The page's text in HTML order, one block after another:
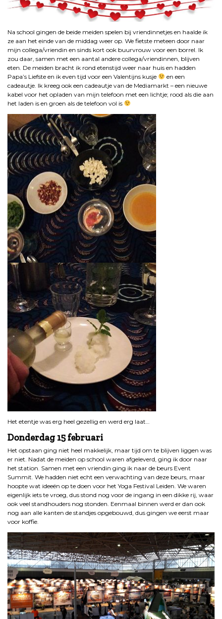
Na school gingen de beide meiden spelen bij vriendinnetjes en haalde ik
ze aan het einde van de middag weer op. We fietste meteen door naar
mijn collega/vriendin en sinds kort ook buurvrouw voor een borrel. Ik
zou daar, samen met een aantal andere collega/vriendinnen, blijven
eten. De meiden bracht ik rond etenstijd weer naar huis en hadden
Papa’s Liefste en ik even tijd voor een Valentijns kusje
en een
cadeautje. Ik kreeg ook een cadeautje van de Mediamarkt – een nieuwe
kabel voor het opladen van mijn telefoon met een lichtje; rood als die aan
het laden is en groen als de telefoon vol is
Het etentje was erg heel gezellig en werd erg laat…
Donderdag 15 februari
Het opstaan ging niet heel makkelijk, maar tijd om te blijven liggen was
er niet. Nadat de meiden op school waren afgeleverd, ging ik door naar
het station. Samen met een vriendin ging ik naar de beurs Event
Summit. We hadden niet echt een verwachting van deze beurs, maar
hoopte wat ideeën op te doen voor het Yoga Festival Leiden. We waren
eigenlijk iets te vroeg, dus stond nog voor de ingang in een dikke rij, waar
ook veel standhouders nog stonden. Eenmaal binnen werd er dan ook
nog aan alle kanten de standjes opgebouwd, dus gingen we eerst maar
voor koffie.